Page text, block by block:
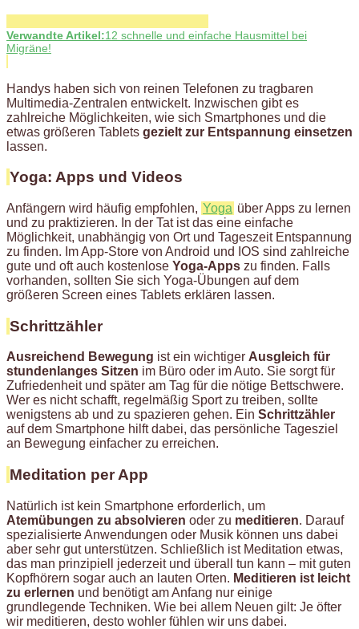
Verwandte Artikel:12 schnelle und einfache Hausmittel bei
Migräne!
Handys haben sich von reinen Telefonen zu tragbaren
Multimedia-Zentralen entwickelt. Inzwischen gibt es
zahlreiche Möglichkeiten, wie sich Smartphones und die
etwas größeren Tablets gezielt zur Entspannung einsetzen
lassen.
Yoga: Apps und Videos
Anfängern wird häufig empfohlen, Yoga über Apps zu lernen
und zu praktizieren. In der Tat ist das eine einfache
Möglichkeit, unabhängig von Ort und Tageszeit Entspannung
zu finden. Im App-Store von Android und IOS sind zahlreiche
gute und oft auch kostenlose Yoga-Apps zu finden. Falls
vorhanden, sollten Sie sich Yoga-Übungen auf dem
größeren Screen eines Tablets erklären lassen.
Schrittzähler
Ausreichend Bewegung ist ein wichtiger Ausgleich für
stundenlanges Sitzen im Büro oder im Auto. Sie sorgt für
Zufriedenheit und später am Tag für die nötige Bettschwere.
Wer es nicht schafft, regelmäßig Sport zu treiben, sollte
wenigstens ab und zu spazieren gehen. Ein Schrittzähler
auf dem Smartphone hilft dabei, das persönliche Tagesziel
an Bewegung einfacher zu erreichen.
Meditation per App
Natürlich ist kein Smartphone erforderlich, um
Atemübungen zu absolvieren oder zu meditieren. Darauf
spezialisierte Anwendungen oder Musik können uns dabei
aber sehr gut unterstützen. Schließlich ist Meditation etwas,
das man prinzipiell jederzeit und überall tun kann – mit guten
Kopfhörern sogar auch an lauten Orten. Meditieren ist leicht
zu erlernen und benötigt am Anfang nur einige
grundlegende Techniken. Wie bei allem Neuen gilt: Je öfter
wir meditieren, desto wohler fühlen wir uns dabei.